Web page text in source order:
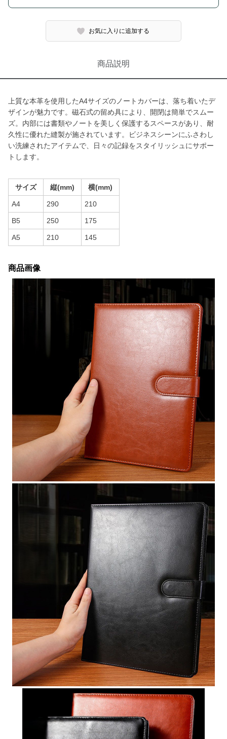
お気に入りに追加する
商品説明
上質な本革を使用したA4サイズのノートカバーは、落ち着いたデ
ザインが魅力です。磁石式の留め具により、開閉は簡単でスムー
ズ。内部には書類やノートを美しく保護するスペースがあり、耐
久性に優れた縫製が施されています。ビジネスシーンにふさわし
い洗練されたアイテムで、日々の記録をスタイリッシュにサポー
トします。
サイズ 縦(mm) 横(mm)
A4 290 210
B5 250 175
A5 210 145
商品画像